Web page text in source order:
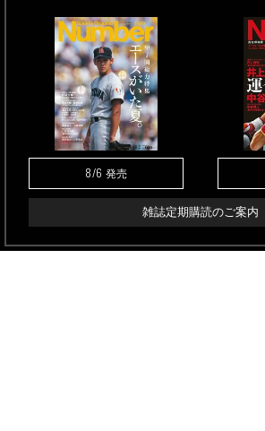
8/6 発売
雑誌定期購読のご案内